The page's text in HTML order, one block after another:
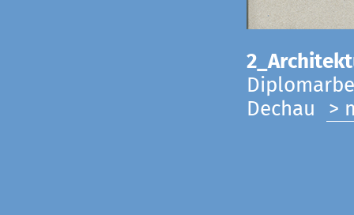
Dechau
>